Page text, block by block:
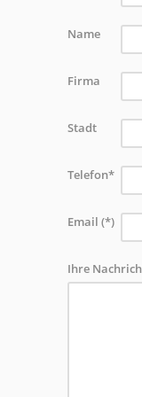
Name
Firma
Stadt
Telefon*
Email (*)
Ihre